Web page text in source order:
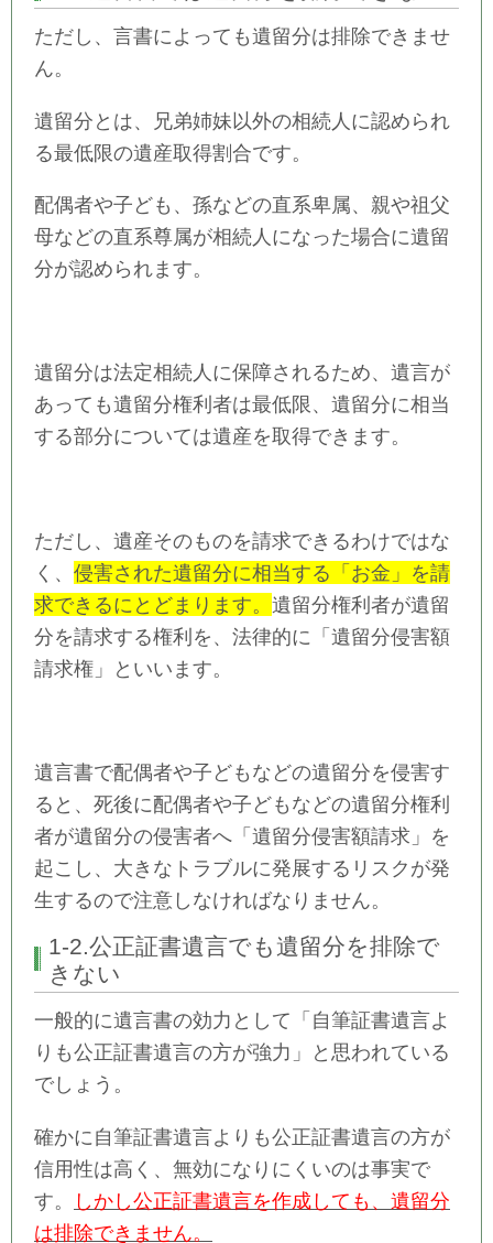
ただし、言書によっても遺留分は排除できませ
ん。
遺留分とは、兄弟姉妹以外の相続人に認められ
る最低限の遺産取得割合です。
配偶者や子ども、孫などの直系卑属、親や祖父
母などの直系尊属が相続人になった場合に遺留
分が認められます。
遺留分は法定相続人に保障されるため、遺言が
あっても遺留分権利者は最低限、遺留分に相当
する部分については遺産を取得できます。
ただし、遺産そのものを請求できるわけではな
く、 侵害された遺留分に相当する「お金」を請
求できるにとどまります。 遺留分権利者が遺留
分を請求する権利を、法律的に「遺留分侵害額
請求権」といいます。
遺言書で配偶者や子どもなどの遺留分を侵害す
ると、死後に配偶者や子どもなどの遺留分権利
者が遺留分の侵害者へ「遺留分侵害額請求」を
起こし、大きなトラブルに発展するリスクが発
生するので注意しなければなりません。
1-2.公正証書遺言でも遺留分を排除で
きない
一般的に遺言書の効力として「自筆証書遺言よ
りも公正証書遺言の方が強力」と思われている
でしょう。
確かに自筆証書遺言よりも公正証書遺言の方が
信用性は高く、無効になりにくいのは事実で
す。
しかし公正証書遺言を作成しても、遺留分
は排除できません。